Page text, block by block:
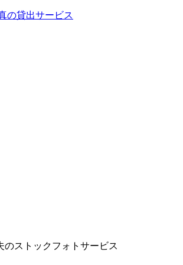
のストックフォトサービス